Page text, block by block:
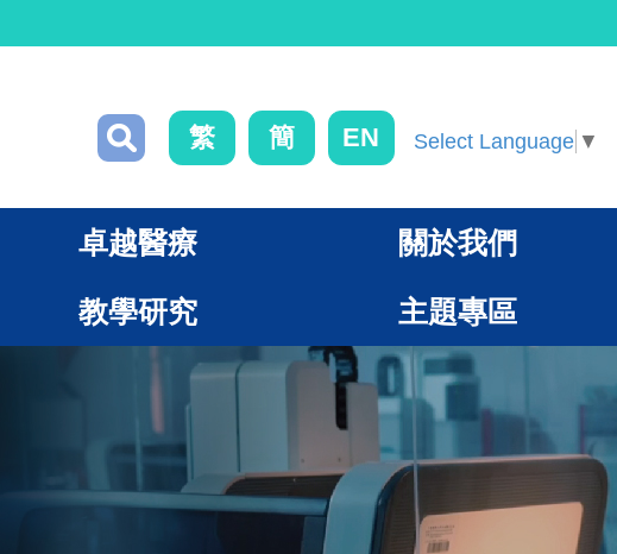
繁 簡 EN Select Language ▼
卓越醫療 關於我們
教學研究 主題專區